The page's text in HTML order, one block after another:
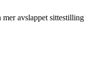
avslappet